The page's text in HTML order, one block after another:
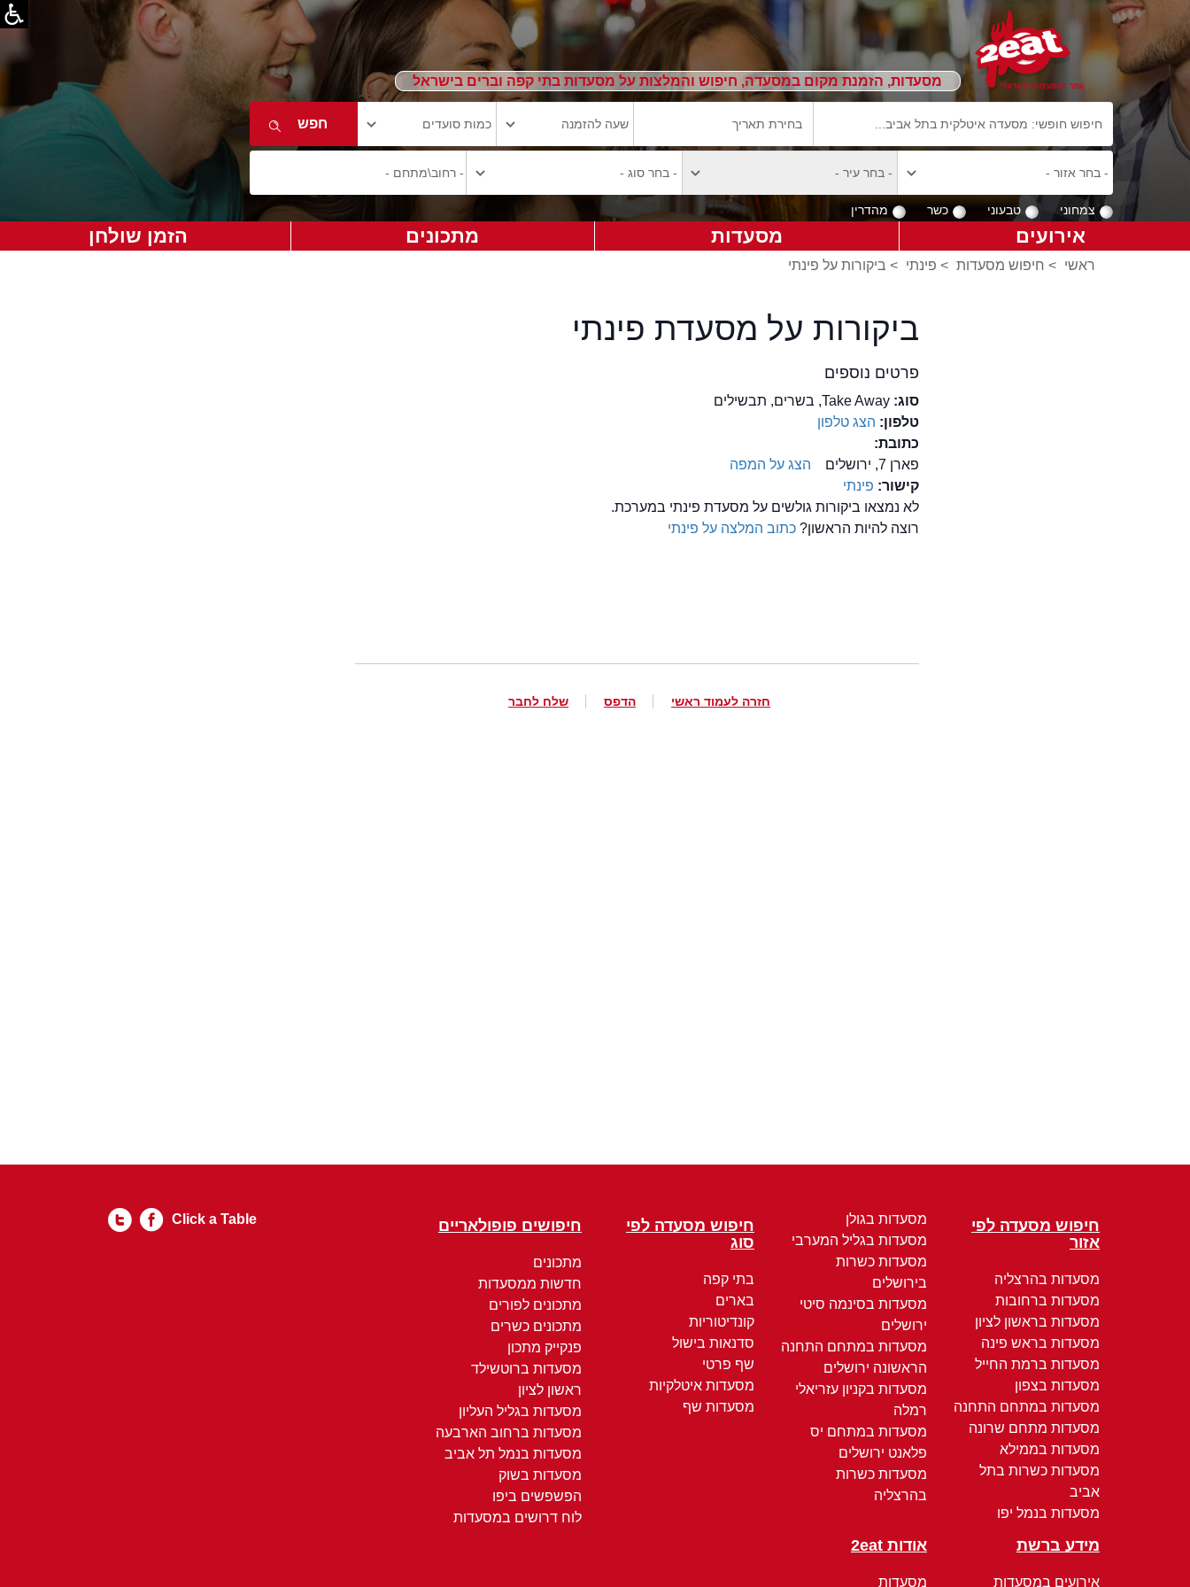
מסעדות, הזמנת מקום במסעדה, חיפוש והמלצות על מסעדות בתי קפה וברים בישראל
צמחוני טבעוני כשר מהדרין
אירועים מסעדות מתכונים הזמן שולחן
ראשי > חיפוש מסעדות > פינתי > ביקורות על פינתי
ביקורות על מסעדת פינתי
פרטים נוספים
סוג:Take Away, בשרים, תבשילים
טלפון: הצג טלפון
כתובת:
פארן 7, ירושלים
הצג על המפה
קישור: פינתי
לא נמצאו ביקורות גולשים על מסעדת פינתי במערכת.
רוצה להיות הראשון?כתוב המלצה על פינתי
חזרה לעמוד ראשי הדפס שלח לחבר
חיפוש מסעדה לפי
אזור
מסעדות בהרצליה
מסעדות ברחובות
מסעדות בראשון לציון
מסעדות בראש פינה
מסעדות ברמת החייל
מסעדות בצפון
מסעדות במתחם התחנה
מסעדות מתחם שרונה
מסעדות בממילא
מסעדות כשרות בתל
אביב
מסעדות בנמל יפו
מסעדות בגולן
מסעדות בגליל המערבי
מסעדות כשרות
בירושלים
מסעדות בסינמה סיטי
ירושלים
מסעדות במתחם התחנה
הראשונה ירושלים
מסעדות בקניון עזריאלי
רמלה
מסעדות במתחם יס
פלאנט ירושלים
מסעדות כשרות
בהרצליה
חיפוש מסעדה לפי
סוג
בתי קפה
בארים
קונדיטוריות
סדנאות בישול
שף פרטי
מסעדות איטלקיות
מסעדות שף
חיפושים פופולאריים
מתכונים
חדשות ממסעדות
מתכונים לפורים
מתכונים כשרים
פנקייק מתכון
מסעדות ברוטשילד
ראשון לציון
מסעדות בגליל העליון
מסעדות ברחוב הארבעה
מסעדות בנמל תל אביב
מסעדות בשוק
הפשפשים ביפו
לוח דרושים במסעדות
מידע ברשת
אירועים במסעדות
אודות 2eat
מסעדות
Click a Table